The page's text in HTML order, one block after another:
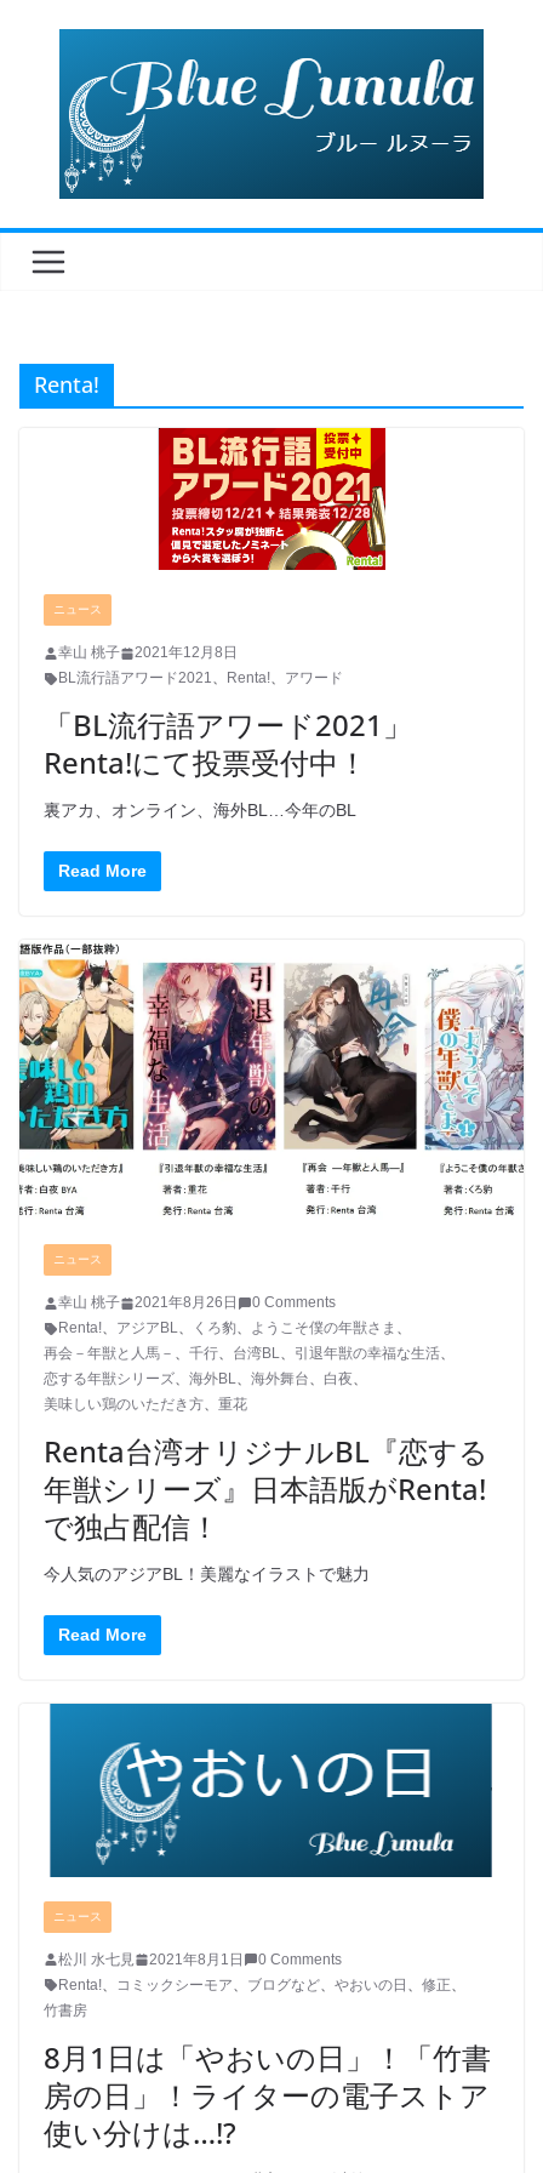
Renta!
ニュース
幸山 桃子
2021年12月8日
BL流行語アワード2021、 Renta!、 アワード
「BL流行語アワード2021」
Renta!にて投票受付中！
裏アカ、オンライン、海外BL…今年のBL
Read More
ニュース
幸山 桃子 2021年8月26日
0 Comments
Renta!、 アジアBL、 くろ豹、 ようこそ僕の年獣さま 、
再会－年獣と人馬－ 、 千行、 台湾BL、 引退年獣の幸福な生活、
恋する年獣シリーズ、 海外BL、 海外舞台、 白夜、
美味しい鶏のいただき方、 重花
Renta台湾オリジナルBL『恋する
年獣シリーズ』日本語版がRenta!
で独占配信！
今人気のアジアBL！美麗なイラストで魅力
Read More
ニュース
松川 水七見 2021年8月1日
0 Comments
Renta!、 コミックシーモア、 ブログなど、 やおいの日 、 修正、
竹書房
8月1日は「やおいの日」！「竹書
房の日」！ライターの電子ストア
使い分けは…!?